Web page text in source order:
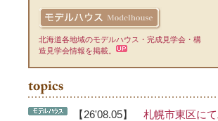
北海道各地域のモデルハウス・完成見学会・構
造見学会情報を掲載。
【26'08.05】 札幌市東区に